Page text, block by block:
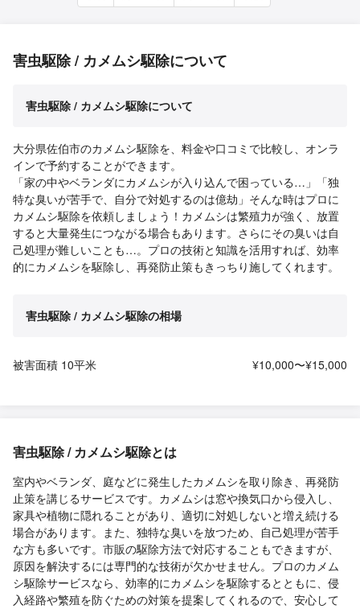
害虫駆除 / カメムシ駆除について
害虫駆除 / カメムシ駆除について
大分県佐伯市のカメムシ駆除を、料金や口コミで比較し、オンラ
インで予約することができます。
「家の中やベランダにカメムシが入り込んで困っている…」「独
特な臭いが苦手で、自分で対処するのは億劫」そんな時はプロに
カメムシ駆除を依頼しましょう！カメムシは繁殖力が強く、放置
すると大量発生につながる場合もあります。さらにその臭いは自
己処理が難しいことも…。プロの技術と知識を活用すれば、効率
的にカメムシを駆除し、再発防止策もきっちり施してくれます。
害虫駆除 / カメムシ駆除の相場
被害面積 10平米 ¥10,000〜¥15,000
害虫駆除 / カメムシ駆除とは
室内やベランダ、庭などに発生したカメムシを取り除き、再発防
止策を講じるサービスです。カメムシは窓や換気口から侵入し、
家具や植物に隠れることがあり、適切に対処しないと増え続ける
場合があります。また、独特な臭いを放つため、自己処理が苦手
な方も多いです。市販の駆除方法で対応することもできますが、
原因を解決するには専門的な技術が欠かせません。プロのカメム
シ駆除サービスなら、効率的にカメムシを駆除するとともに、侵
入経路や繁殖を防ぐための対策を提案してくれるので、安心して